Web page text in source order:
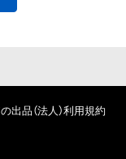
出品（法人）利用規約